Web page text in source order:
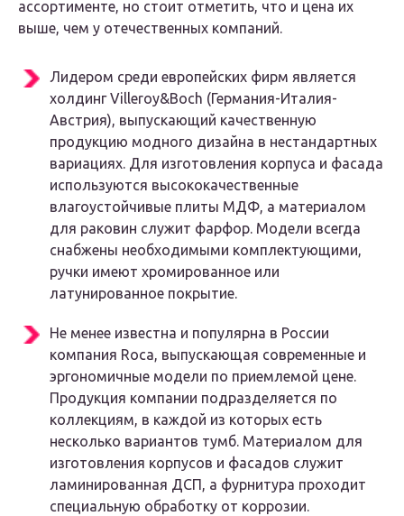
ассортименте, но стоит отметить, что и цена их
выше, чем у отечественных компаний.
Лидером среди европейских фирм является
холдинг Villeroy&Boch (Германия-Италия-
Австрия), выпускающий качественную
продукцию модного дизайна в нестандартных
вариациях. Для изготовления корпуса и фасада
используются высококачественные
влагоустойчивые плиты МДФ, а материалом
для раковин служит фарфор. Модели всегда
снабжены необходимыми комплектующими,
ручки имеют хромированное или
латунированное покрытие.
Не менее известна и популярна в России
компания Roca, выпускающая современные и
эргономичные модели по приемлемой цене.
Продукция компании подразделяется по
коллекциям, в каждой из которых есть
несколько вариантов тумб. Материалом для
изготовления корпусов и фасадов служит
ламинированная ДСП, а фурнитура проходит
специальную обработку от коррозии.